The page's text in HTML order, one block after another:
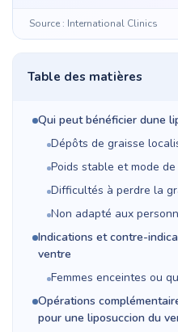
Source : International Clinics
Table des matières
Qui peut bénéficier dune
Dépôts de graisse
Poids stable et mode de
Difficultés à perdre la
Non adapté aux
Indications et contre-
ventre
Femmes enceintes ou
Opérations
pour une liposuccion du